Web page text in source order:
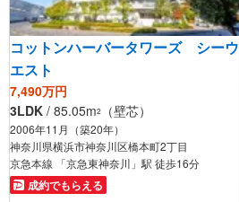
コットンハーバータワーズ シーウ
エスト
7,490万円
3LDK / 85.05m2 （壁芯）
2006年11月（築20年）
神奈川県横浜市神奈川区橋本町2丁目
京急本線 「京急東神奈川」駅 徒歩16分
成約でもらえる